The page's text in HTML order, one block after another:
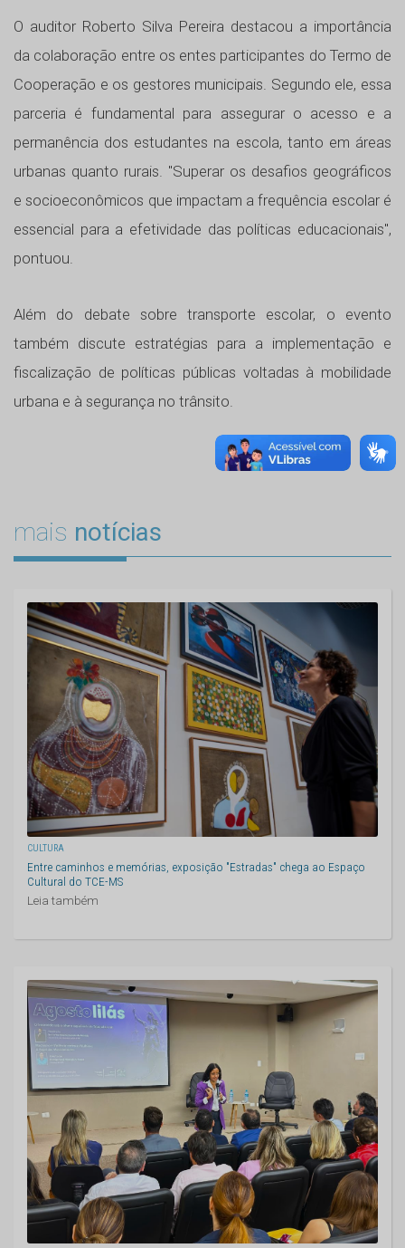
O auditor Roberto Silva Pereira destacou a importância
da colaboração entre os entes participantes do Termo de
Cooperação e os gestores municipais. Segundo ele, essa
parceria é fundamental para assegurar o acesso e a
permanência dos estudantes na escola, tanto em áreas
urbanas quanto rurais. "Superar os desafios geográficos
e socioeconômicos que impactam a frequência escolar é
essencial para a efetividade das políticas educacionais",
pontuou.
Além do debate sobre transporte escolar, o evento
também discute estratégias para a implementação e
fiscalização de políticas públicas voltadas à mobilidade
urbana e à segurança no trânsito.
mais notícias
CULTURA
Entre caminhos e memórias, exposição "Estradas" chega ao Espaço
Cultural do TCE-MS
Leia também